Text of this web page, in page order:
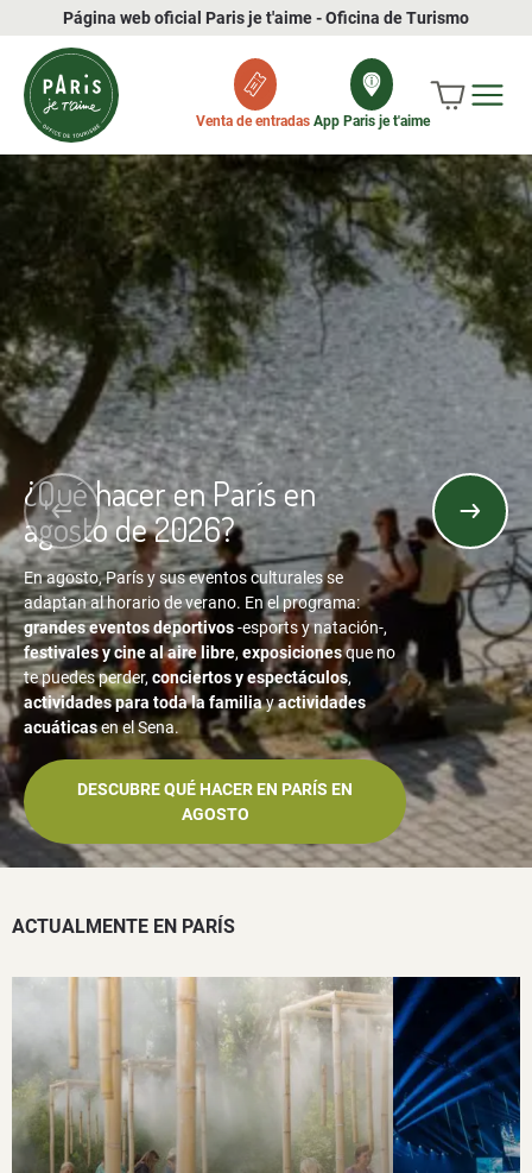
Página web oficial Paris je t'aime - Oficina de Turismo
Venta de entradas App Paris je t'aime
¿Qué hacer en París en
agosto de 2026?
En agosto, París y sus eventos culturales se
adaptan al horario de verano. En el programa:
grandes eventos deportivos-esports y natación-,
festivales y cine al aire libre,exposicionesque no
te puedes perder,conciertos y espectáculos,
actividades para toda la familiayactividades
acuáticasen el Sena.
DESCUBRE QUÉ HACER EN PARÍS EN
AGOSTO
ACTUALMENTE EN PARÍS